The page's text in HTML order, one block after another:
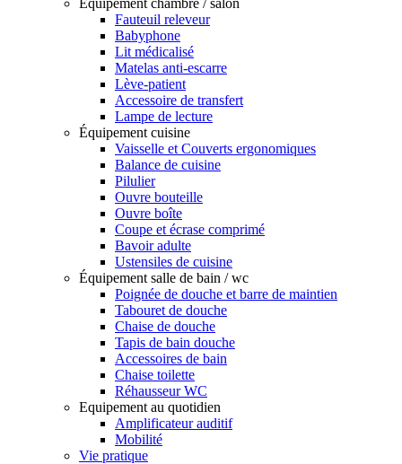
Équipement chambre / salon
Fauteuil releveur
Babyphone
Lit médicalisé
Matelas anti-escarre
Lève-patient
Accessoire de transfert
Lampe de lecture
Équipement cuisine
Vaisselle et Couverts ergonomiques
Balance de cuisine
Pilulier
Ouvre bouteille
Ouvre boîte
Coupe et écrase comprimé
Bavoir adulte
Ustensiles de cuisine
Équipement salle de bain / wc
Poignée de douche et barre de maintien
Tabouret de douche
Chaise de douche
Tapis de bain douche
Accessoires de bain
Chaise toilette
Réhausseur WC
Equipement au quotidien
Amplificateur auditif
Mobilité
Vie pratique